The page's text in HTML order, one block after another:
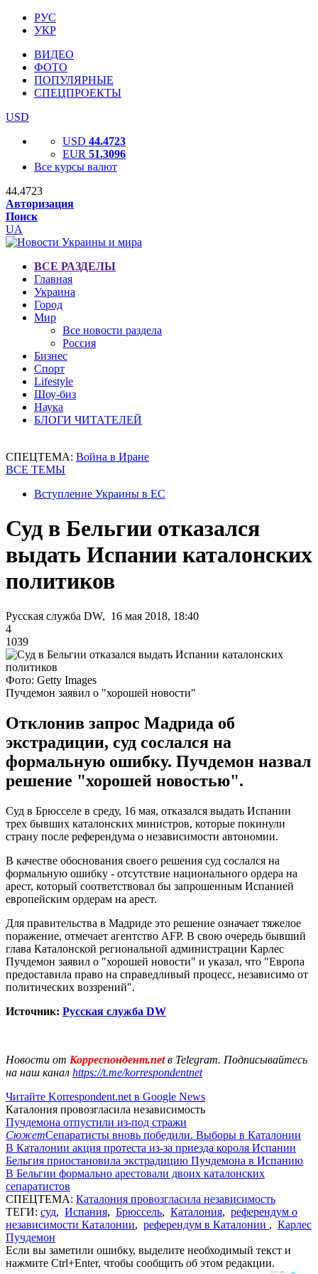
РУС
УКР
ВИДЕО
ФОТО
ПОПУЛЯРНЫЕ
СПЕЦПРОЕКТЫ
USD
USD 44.4723
EUR 51.3096
Все курсы валют
44.4723
Авторизация
Поиск
UA
ВСЕ РАЗДЕЛЫ
Главная
Украина
Город
Мир
Все новости раздела
Россия
Бизнес
Спорт
Lifestyle
Шоу-биз
Наука
БЛОГИ ЧИТАТЕЛЕЙ
СПЕЦТЕМА: Война в Иране
ВСЕ ТЕМЫ
Вступление Украины в ЕС
Суд в Бельгии отказался
выдать Испании каталонских
политиков
Русская служба DW, 16 мая 2018, 18:40
4
1039
Фото: Getty Images
Пучдемон заявил о "хорошей новости"
Отклонив запрос Мадрида об
экстрадиции, суд сослался на
формальную ошибку. Пучдемон назвал
решение "хорошей новостью".
Суд в Брюсселе в среду, 16 мая, отказался выдать Испании
трех бывших каталонских министров, которые покинули
страну после референдума о независимости автономии.
В качестве обоснования своего решения суд сослался на
формальную ошибку - отсутствие национального ордера на
арест, который соответствовал бы запрошенным Испанией
европейским ордерам на арест.
Для правительства в Мадриде это решение означает тяжелое
поражение, отмечает агентство AFP. В свою очередь бывший
глава Каталонской региональной администрации Карлес
Пучдемон заявил о "хорошей новости" и указал, что "Европа
предоставила право на справедливый процесс, независимо от
политических воззрений".
Источник: Русская служба DW
Новости от Корреспондент.netв Telegram. Подписывайтесь
на наш канал https://t.me/korrespondentnet
Читайте Korrespondent.net в Google News
Каталония провозгласила независимость
Пучдемона отпустили из-под стражи
СюжетСепаратисты вновь победили. Выборы в Каталонии
В Каталонии акция протеста из-за приезда короля Испании
Бельгия приостановила экстрадицию Пучдемона в Испанию
В Бельгии формально арестовали двоих каталонских
сепаратистов
СПЕЦТЕМА: Каталония провозгласила независимость
ТЕГИ: суд, Испания, Брюссель, Каталония, референдум о
независимости Каталонии, референдум в Каталонии , Карлес
Пучдемон
Если вы заметили ошибку, выделите необходимый текст и
нажмите Ctrl+Enter, чтобы сообщить об этом редакции.